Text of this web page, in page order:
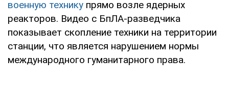
военную технику прямо возле ядерных
реакторов. Видео с БпЛА-разведчика
показывает скопление техники на территории
станции, что является нарушением нормы
международного гуманитарного права.